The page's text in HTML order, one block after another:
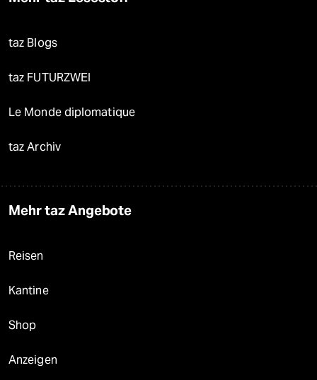
taz Blogs
taz FUTURZWEI
Le Monde diplomatique
taz Archiv
Mehr taz Angebote
Reisen
Kantine
Shop
Anzeigen